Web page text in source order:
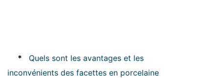
*
Quels sont les avantages et les
inconvénients des facettes en porcelaine